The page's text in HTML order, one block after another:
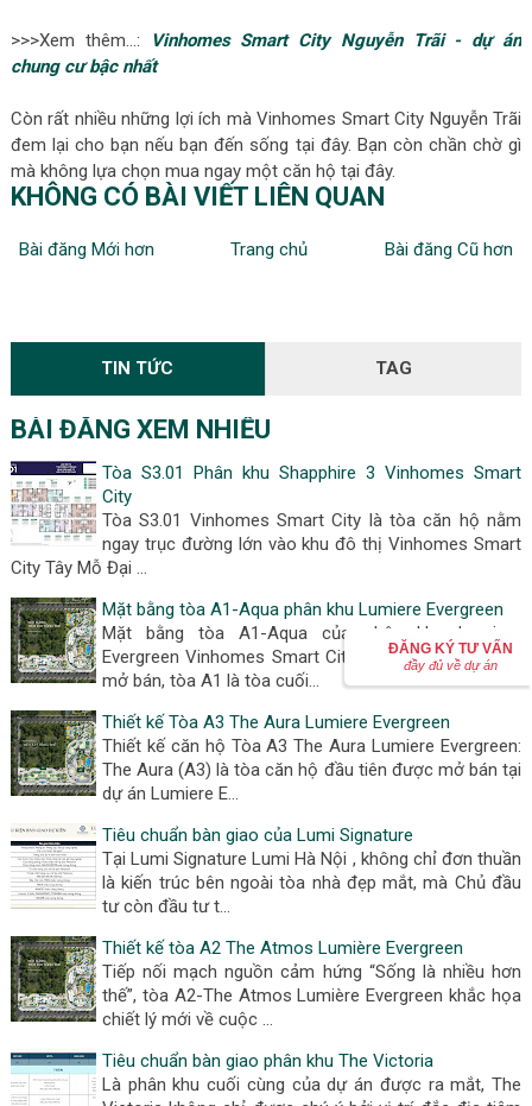
>>>Xem thêm...:
Vinhomes Smart City Nguyễn Trãi - dự án
chung cư bậc nhất
Còn rất nhiều những lợi ích mà Vinhomes Smart City Nguyễn Trãi
đem lại cho bạn nếu bạn đến sống tại đây. Bạn còn chần chờ gì
mà không lựa chọn mua ngay một căn hộ tại đây.
KHÔNG CÓ BÀI VIẾT LIÊN QUAN
Bài đăng Mới hơn Trang chủ Bài đăng Cũ hơn
TIN TỨC TAG
BÀI ĐĂNG XEM NHIỀU
Tòa S3.01 Phân khu Shapphire 3 Vinhomes Smart
City
Tòa S3.01 Vinhomes Smart City là tòa căn hộ nằm
ngay trục đường lớn vào khu đô thị Vinhomes Smart
City Tây Mỗ Đại …
Mặt bằng tòa A1-Aqua phân khu Lumiere Evergreen
Mặt bằng tòa A1-Aqua của phân khu Lumiere
Evergreen Vinhomes Smart City: Cùng với tòa A2 đã
mở bán, tòa A1 là tòa cuối…
Thiết kế Tòa A3 The Aura Lumiere Evergreen
Thiết kế căn hộ Tòa A3 The Aura Lumiere Evergreen:
The Aura (A3) là tòa căn hộ đầu tiên được mở bán tại
dự án Lumiere E…
Tiêu chuẩn bàn giao của Lumi Signature
Tại Lumi Signature Lumi Hà Nội , không chỉ đơn thuần
là kiến trúc bên ngoài tòa nhà đẹp mắt, mà Chủ đầu
tư còn đầu tư t…
Thiết kế tòa A2 The Atmos Lumière Evergreen
Tiếp nối mạch nguồn cảm hứng “Sống là nhiều hơn
thế”, tòa A2-The Atmos Lumière Evergreen khắc họa
chiết lý mới về cuộc …
Tiêu chuẩn bàn giao phân khu The Victoria
Là phân khu cuối cùng của dự án được ra mắt, The
ĐĂNG KÝ TƯ VẤN
đầy đủ về dự án